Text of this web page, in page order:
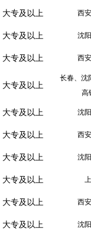
大专及以上 西
大专及以上 沈
大专及以上 西
大专及以上
长春、沈
高
大专及以上 沈
大专及以上 西
大专及以上 沈
大专及以上
大专及以上 西
大专及以上 沈